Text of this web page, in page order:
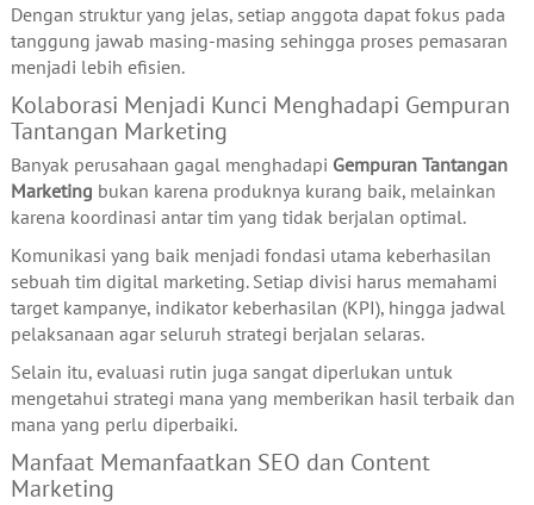
Dengan struktur yang jelas, setiap anggota dapat fokus pada
tanggung jawab masing-masing sehingga proses pemasaran
menjadi lebih efisien.
Kolaborasi Menjadi Kunci Menghadapi Gempuran
Tantangan Marketing
Banyak perusahaan gagal menghadapi Gempuran Tantangan
Marketing bukan karena produknya kurang baik, melainkan
karena koordinasi antar tim yang tidak berjalan optimal.
Komunikasi yang baik menjadi fondasi utama keberhasilan
sebuah tim digital marketing. Setiap divisi harus memahami
target kampanye, indikator keberhasilan (KPI), hingga jadwal
pelaksanaan agar seluruh strategi berjalan selaras.
Selain itu, evaluasi rutin juga sangat diperlukan untuk
mengetahui strategi mana yang memberikan hasil terbaik dan
mana yang perlu diperbaiki.
Manfaat Memanfaatkan SEO dan Content
Marketing